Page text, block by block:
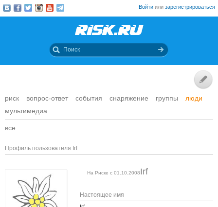
Войти или зарегистрироваться
риск вопрос-ответ события снаряжение группы
люди
мультимедиа
все
Профиль пользователя Irf
Irf
На Риске с 01.10.2008
Настоящее имя